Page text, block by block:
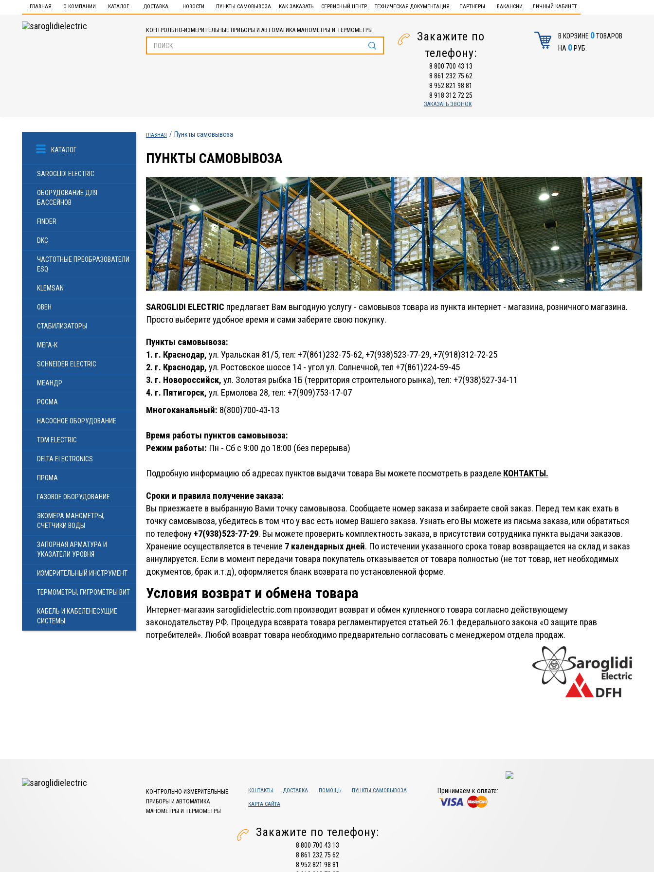
ГЛАВНАЯ О КОМПАНИИ КАТАЛОГ ДОСТАВКА НОВОСТИ ПУНКТЫ САМОВЫВОЗА КАК ЗАКАЗАТЬ СЕРВИСНЫЙ ЦЕНТР ТЕХНИЧЕСКАЯ ДОКУМЕНТАЦИЯ ПАРТНЕРЫ ВАКАНСИИ ЛИЧНЫЙ КАБИНЕТ
КОНТРОЛЬНО-ИЗМЕРИТЕЛЬНЫЕ ПРИБОРЫ И АВТОМАТИКА МАНОМЕТРЫ И ТЕРМОМЕТРЫ
Закажите по
телефону:
8 800 700 43 13
8 861 232 75 62
8 952 821 98 81
8 918 312 72 25
ЗАКАЗАТЬ ЗВОНОК
В КОРЗИНЕ 0ТОВАРОВ
НА 0РУБ.
КАТАЛОГ
SAROGLIDI ELECTRIC
ОБОРУДОВАНИЕ ДЛЯ
БАССЕЙНОВ
FINDER
DKC
ЧАСТОТНЫЕ ПРЕОБРАЗОВАТЕЛИ
ESQ
KLEMSAN
ОВЕН
СТАБИЛИЗАТОРЫ
МЕГА-К
SCHNEIDER ELECTRIC
МЕАНДР
РОСМА
НАСОСНОЕ ОБОРУДОВАНИЕ
TDM ELECTRIC
DELTA ELECTRONICS
ПРОМА
ГАЗОВОЕ ОБОРУДОВАНИЕ
ЭКОМЕРА МАНОМЕТРЫ,
СЧЕТЧИКИ ВОДЫ
ЗАПОРНАЯ АРМАТУРА И
УКАЗАТЕЛИ УРОВНЯ
ИЗМЕРИТЕЛЬНЫЙ ИНСТРУМЕНТ
ТЕРМОМЕТРЫ, ГИГРОМЕТРЫ ВИТ
КАБЕЛЬ И КАБЕЛЕНЕСУЩИЕ
СИСТЕМЫ
ГЛАВНАЯ Пункты самовывоза
ПУНКТЫ САМОВЫВОЗА
SAROGLIDI ELECTRIC предлагает Вам выгодную услугу - самовывоз товара из пункта интернет - магазина, розничного магазина.
Просто выберите удобное время и сами заберите свою покупку.
Пункты самовывоза:
1. г. Краснодар, ул. Уральская 81/5, тел: +7(861)232-75-62, +7(938)523-77-29, +7(918)312-72-25
2. г. Краснодар, ул. Ростовское шоссе 14 - угол ул. Солнечной, тел +7(861)224-59-45
3. г. Новороссийск, ул. Золотая рыбка 1Б (территория строительного рынка), тел: +7(938)527-34-11
4. г. Пятигорск, ул. Ермолова 28, тел: +7(909)753-17-07
Многоканальный: 8(800)700-43-13
Время работы пунктов самовывоза:
Режим работы: Пн - Сб с 9:00 до 18:00 (без перерыва)
Подробную информацию об адресах пунктов выдачи товара Вы можете посмотреть в разделе КОНТАКТЫ.
Сроки и правила получение заказа:
Вы приезжаете в выбранную Вами точку самовывоза. Сообщаете номер заказа и забираете свой заказ. Перед тем как ехать в
точку самовывоза, убедитесь в том что у вас есть номер Вашего заказа. Узнать его Вы можете из письма заказа, или обратиться
по телефону+7(938)523-77-29. Вы можете проверить комплектность заказа, в присутствии сотрудника пункта выдачи заказов.
Хранение осуществляется в течение 7 календарных дней. По истечении указанного срока товар возвращается на склад и заказ
аннулируется. Если в момент передачи товара покупатель отказывается от товара полностью (не тот товар, нет необходимых
документов, брак и.т.д), оформляется бланк возврата по установленной форме.
Условия возврат и обмена товара
Интернет-магазин saroglidielectric.com производит возврат и обмен купленного товара согласно действующему
законодательству РФ. Процедура возврата товара регламентируется статьей 26.1 федерального закона «О защите прав
потребителей». Любой возврат товара необходимо предварительно согласовать с менеджером отдела продаж.
КОНТРОЛЬНО-ИЗМЕРИТЕЛЬНЫЕ
ПРИБОРЫ И АВТОМАТИКА
МАНОМЕТРЫ И ТЕРМОМЕТРЫ
КОНТАКТЫ ДОСТАВКА ПОМОЩЬ ПУНКТЫ САМОВЫВОЗА
КАРТА САЙТА
Закажите по телефону:
8 800 700 43 13
8 861 232 75 62
8 952 821 98 81
Принимаем к оплате: